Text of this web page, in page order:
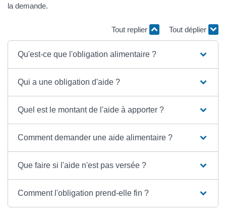
la demande.
Tout replier Tout déplier
Qu'est-ce que l'obligation alimentaire ?
Qui a une obligation d'aide ?
Quel est le montant de l'aide à apporter ?
Comment demander une aide alimentaire ?
Que faire si l'aide n'est pas versée ?
Comment l'obligation prend-elle fin ?